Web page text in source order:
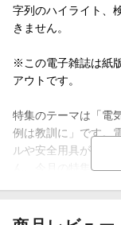
字列のハイライト、
きません。
※この電子雑誌は紙
アウトです。
特集のテーマは「電
例は教訓に」です。
ルや安全用具が普及
ん。今月の特集は発